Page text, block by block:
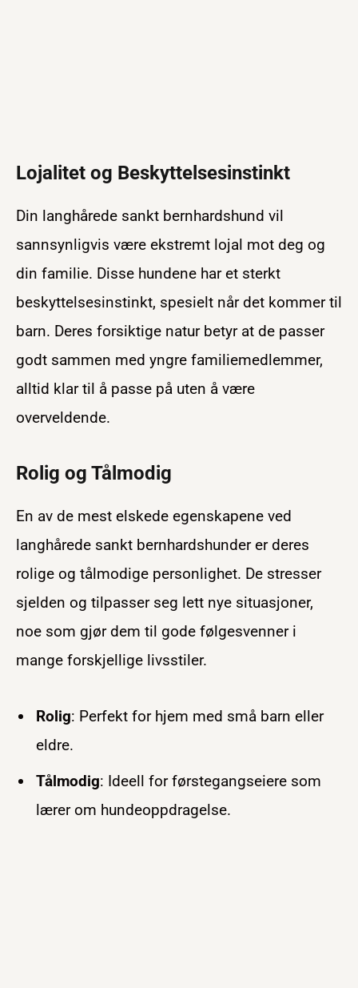
Lojalitet og Beskyttelsesinstinkt
Din langhårede sankt bernhardshund vil
sannsynligvis være ekstremt lojal mot deg og
din familie. Disse hundene har et sterkt
beskyttelsesinstinkt, spesielt når det kommer til
barn. Deres forsiktige natur betyr at de passer
godt sammen med yngre familiemedlemmer,
alltid klar til å passe på uten å være
overveldende.
Rolig og Tålmodig
En av de mest elskede egenskapene ved
langhårede sankt bernhardshunder er deres
rolige og tålmodige personlighet. De stresser
sjelden og tilpasser seg lett nye situasjoner,
noe som gjør dem til gode følgesvenner i
mange forskjellige livsstiler.
Rolig: Perfekt for hjem med små barn eller
eldre.
Tålmodig: Ideell for førstegangseiere som
lærer om hundeoppdragelse.